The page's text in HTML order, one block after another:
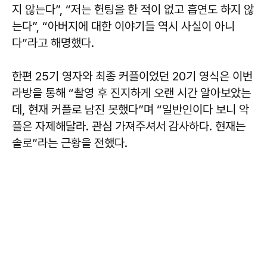
지 않는다”, “저는 헌팅을 한 적이 없고 흡연도 하지 않
는다”, “아버지에 대한 이야기들 역시 사실이 아니
다”라고 해명했다.
한편 25기 영자와 최종 커플이었던 20기 영식은 이번
라방을 통해 “촬영 후 진지하게 오랜 시간 알아보았는
데, 현재 커플로 남진 못했다”며 “일반인이다 보니 악
플은 자제해달라. 관심 가져주셔서 감사하다. 현재는
솔로”라는 근황을 전했다.